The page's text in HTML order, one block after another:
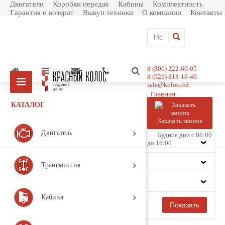
Двигатели Коробки передач Кабины
Комплектность
Гарантия и возврат
Выкуп техники О компании Контакты
8 (800) 222-60-05
8 (929) 818-10-40
sale@kolos.red
Заказать звонок
Будние дни с 08:00
до 18:00
КАТАЛОГ
Двигатель
Трансмиссия
Кабина
Главная
Каталог товаров
Подвеска
Фильтр
Цена
Производитель